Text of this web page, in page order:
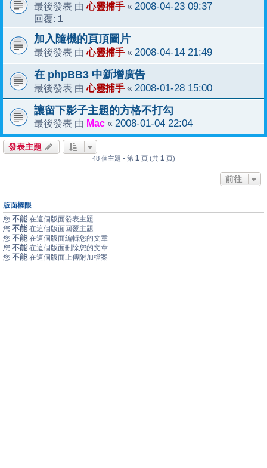
最後發表 由心靈捕手 « 2008-04-23 09:37
回覆: 1
加入隨機的頁頂圖片
最後發表 由心靈捕手 « 2008-04-14 21:49
在 phpBB3 中新增廣告
最後發表 由心靈捕手 « 2008-01-28 15:00
讓留下影子主題的方格不打勾
最後發表 由 Mac « 2008-01-04 22:04
發表主題
48 個主題 • 第 1 頁 (共 1 頁)
前往
版面權限
您 不能 在這個版面發表主題
您 不能 在這個版面回覆主題
您 不能 在這個版面編輯您的文章
您 不能 在這個版面刪除您的文章
您 不能 在這個版面上傳附加檔案